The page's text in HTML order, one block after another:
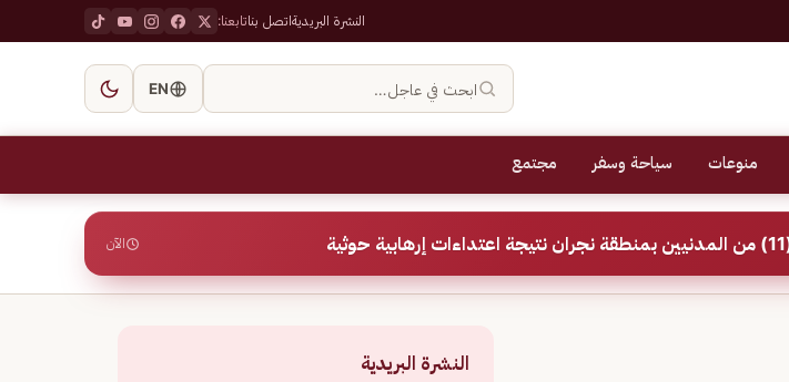
النشرة البريديةاتصل بناتابعنا:
ابحث في عاجل… EN
منوعات سياحة وسفر مجتمع
الآن
النشرة البريدية